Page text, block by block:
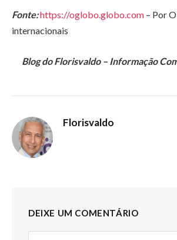
Fonte:https://oglobo.globo.com – Por
internacionais
Blog do Florisvaldo – Informação
Florisvaldo
DEIXE UM COMENTÁRIO